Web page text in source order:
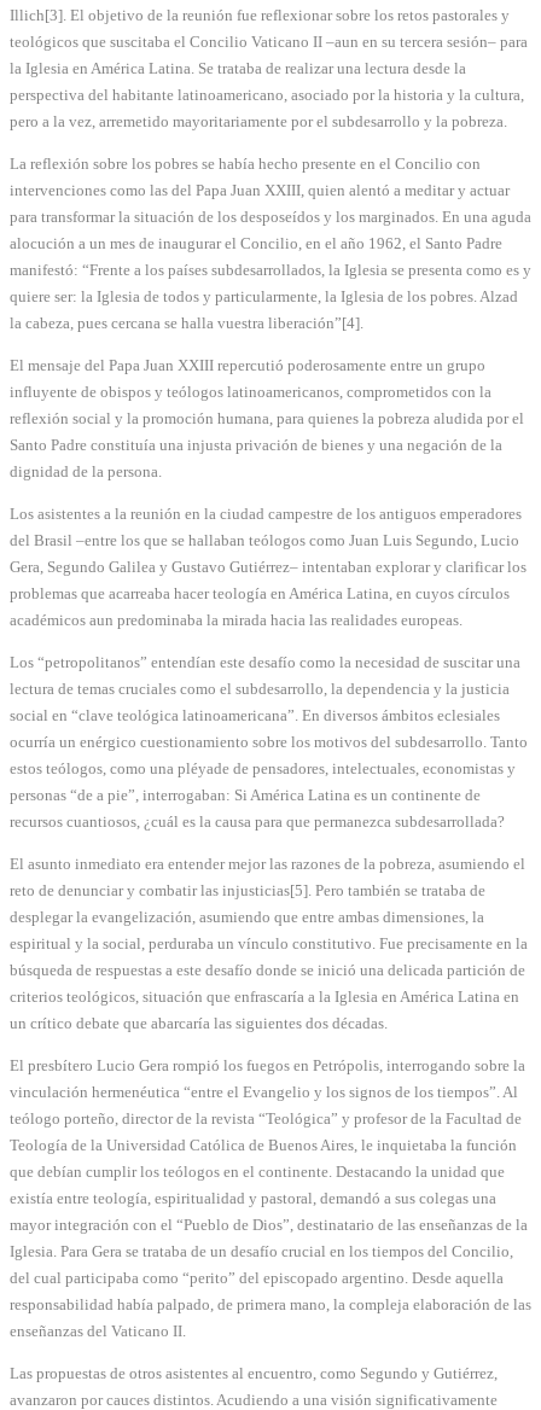
Illich[3]. El objetivo de la reunión fue reflexionar sobre los retos pastorales y
teológicos que suscitaba el Concilio Vaticano II –aun en su tercera sesión– para
la Iglesia en América Latina. Se trataba de realizar una lectura desde la
perspectiva del habitante latinoamericano, asociado por la historia y la cultura,
pero a la vez, arremetido mayoritariamente por el subdesarrollo y la pobreza.
La reflexión sobre los pobres se había hecho presente en el Concilio con
intervenciones como las del Papa Juan XXIII, quien alentó a meditar y actuar
para transformar la situación de los desposeídos y los marginados. En una aguda
alocución a un mes de inaugurar el Concilio, en el año 1962, el Santo Padre
manifestó: “Frente a los países subdesarrollados, la Iglesia se presenta como es y
quiere ser: la Iglesia de todos y particularmente, la Iglesia de los pobres. Alzad
la cabeza, pues cercana se halla vuestra liberación”[4].
El mensaje del Papa Juan XXIII repercutió poderosamente entre un grupo
influyente de obispos y teólogos latinoamericanos, comprometidos con la
reflexión social y la promoción humana, para quienes la pobreza aludida por el
Santo Padre constituía una injusta privación de bienes y una negación de la
dignidad de la persona.
Los asistentes a la reunión en la ciudad campestre de los antiguos emperadores
del Brasil –entre los que se hallaban teólogos como Juan Luis Segundo, Lucio
Gera, Segundo Galilea y Gustavo Gutiérrez– intentaban explorar y clarificar los
problemas que acarreaba hacer teología en América Latina, en cuyos círculos
académicos aun predominaba la mirada hacia las realidades europeas.
Los “petropolitanos” entendían este desafío como la necesidad de suscitar una
lectura de temas cruciales como el subdesarrollo, la dependencia y la justicia
social en “clave teológica latinoamericana”. En diversos ámbitos eclesiales
ocurría un enérgico cuestionamiento sobre los motivos del subdesarrollo. Tanto
estos teólogos, como una pléyade de pensadores, intelectuales, economistas y
personas “de a pie”, interrogaban: Si América Latina es un continente de
recursos cuantiosos, ¿cuál es la causa para que permanezca subdesarrollada?
El asunto inmediato era entender mejor las razones de la pobreza, asumiendo el
reto de denunciar y combatir las injusticias[5]. Pero también se trataba de
desplegar la evangelización, asumiendo que entre ambas dimensiones, la
espiritual y la social, perduraba un vínculo constitutivo. Fue precisamente en la
búsqueda de respuestas a este desafío donde se inició una delicada partición de
criterios teológicos, situación que enfrascaría a la Iglesia en América Latina en
un crítico debate que abarcaría las siguientes dos décadas.
El presbítero Lucio Gera rompió los fuegos en Petrópolis, interrogando sobre la
vinculación hermenéutica “entre el Evangelio y los signos de los tiempos”. Al
teólogo porteño, director de la revista “Teológica” y profesor de la Facultad de
Teología de la Universidad Católica de Buenos Aires, le inquietaba la función
que debían cumplir los teólogos en el continente. Destacando la unidad que
existía entre teología, espiritualidad y pastoral, demandó a sus colegas una
mayor integración con el “Pueblo de Dios”, destinatario de las enseñanzas de la
Iglesia. Para Gera se trataba de un desafío crucial en los tiempos del Concilio,
del cual participaba como “perito” del episcopado argentino. Desde aquella
responsabilidad había palpado, de primera mano, la compleja elaboración de las
enseñanzas del Vaticano II.
Las propuestas de otros asistentes al encuentro, como Segundo y Gutiérrez,
avanzaron por cauces distintos. Acudiendo a una visión significativamente